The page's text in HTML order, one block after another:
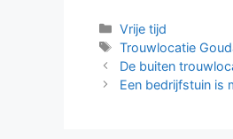
Categorieën
Vrije tijd
Tags
Trouwlocatie
De buiten
Een bedrijfstuin is